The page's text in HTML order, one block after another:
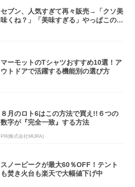
セブン、人気すぎて再々販売→「クソ美
味くね？」「美味すぎる」やっぱこのク
マーモットのTシャツおすすめ10選！ア
ウトドアで活躍する機能別の選び方
８月のロト6はこの方法で買え!!６つの
数字が『完全一致』する方法
PR(株式会社MURA)
スノーピークが最大60％OFF！テント
も焚き火台も楽天で大幅値下げ中